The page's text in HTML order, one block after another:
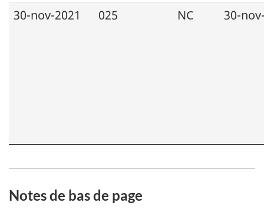
30-nov-2021 025 NC 30-
Notes de bas de page